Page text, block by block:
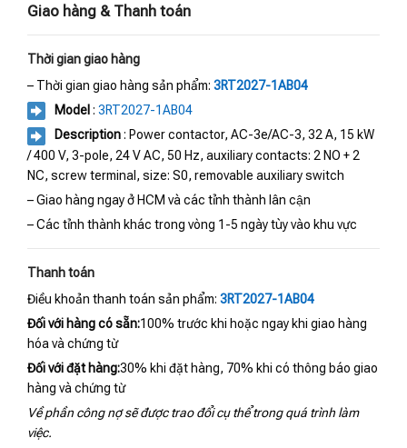
Giao hàng & Thanh toán
Thời gian giao hàng
– Thời gian giao hàng sản phẩm: 3RT2027-1AB04
Model : 3RT2027-1AB04
Description: Power contactor, AC-3e/AC-3, 32 A, 15 kW
/ 400 V, 3-pole, 24 V AC, 50 Hz, auxiliary contacts: 2 NO + 2
NC, screw terminal, size: S0, removable auxiliary switch
– Giao hàng ngay ở HCM và các tỉnh thành lân cận
– Các tỉnh thành khác trong vòng 1-5 ngày tùy vào khu vực
Thanh toán
Điều khoản thanh toán sản phẩm: 3RT2027-1AB04
Đối với hàng có sẵn:100% trước khi hoặc ngay khi giao hàng
hóa và chứng từ
Đối với đặt hàng:30% khi đặt hàng, 70% khi có thông báo giao
hàng và chứng từ
Về phần công nợ sẽ được trao đổi cụ thể trong quá trình làm
việc.